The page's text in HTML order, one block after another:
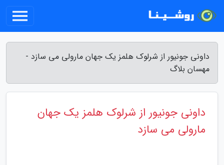
داونی جونیور از شرلوک هلمز یک جهان مارولی می سازد -
مهسان بلاگ
داونی جونیور از شرلوک هلمز یک جهان
مارولی می سازد